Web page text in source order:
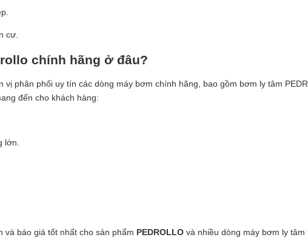
cư.
chính hãng ở đâu?
vị phân phối uy tín các dòng máy bơm chính hãng, bao gồm bơm ly tâm
đến cho khách hàng:
lớn.
và báo giá tốt nhất cho sản phẩm PEDROLLO và nhiều dòng máy bơm ly tâm